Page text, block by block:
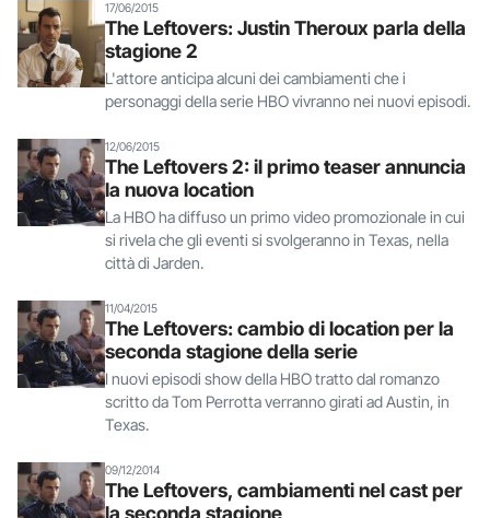
17/06/2015
The Leftovers: Justin Theroux parla della
stagione 2
L'attore anticipa alcuni dei cambiamenti che i
personaggi della serie HBO vivranno nei nuovi episodi.
12/06/2015
The Leftovers 2: il primo teaser annuncia
la nuova location
La HBO ha diffuso un primo video promozionale in cui
si rivela che gli eventi si svolgeranno in Texas, nella
città di Jarden.
11/04/2015
The Leftovers: cambio di location per la
seconda stagione della serie
I nuovi episodi show della HBO tratto dal romanzo
scritto da Tom Perrotta verranno girati ad Austin, in
Texas.
09/12/2014
The Leftovers, cambiamenti nel cast per
la seconda stagione